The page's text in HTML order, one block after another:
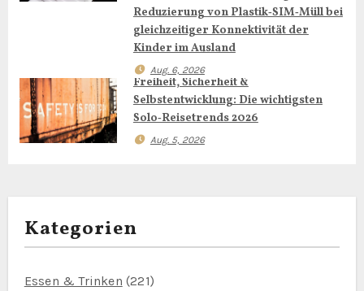
a
t
i
Reduzierung von Plastik‑SIM‑Müll bei
gleichzeitiger Konnektivität der
Kinder im Ausland
Aug. 6, 2026
Freiheit, Sicherheit &
Selbstentwicklung: Die wichtigsten
Solo‑Reisetrends 2026
Aug. 5, 2026
Kategorien
Essen & Trinken (221)